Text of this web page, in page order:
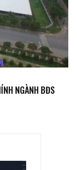
NGÀNH BĐS